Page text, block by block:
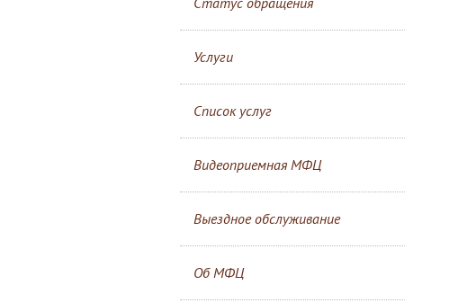
Услуги
Список услуг
Видеоприемная МФЦ
Выездное обслуживание
Об МФЦ